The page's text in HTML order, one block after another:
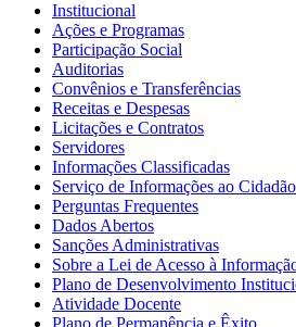
Institucional
Ações e Programas
Participação Social
Auditorias
Convênios e Transferências
Receitas e Despesas
Licitações e Contratos
Servidores
Informações Classificadas
Serviço de Informações ao
Perguntas Frequentes
Dados Abertos
Sanções Administrativas
Sobre a Lei de Acesso à
Plano de Desenvolvimento
Atividade Docente